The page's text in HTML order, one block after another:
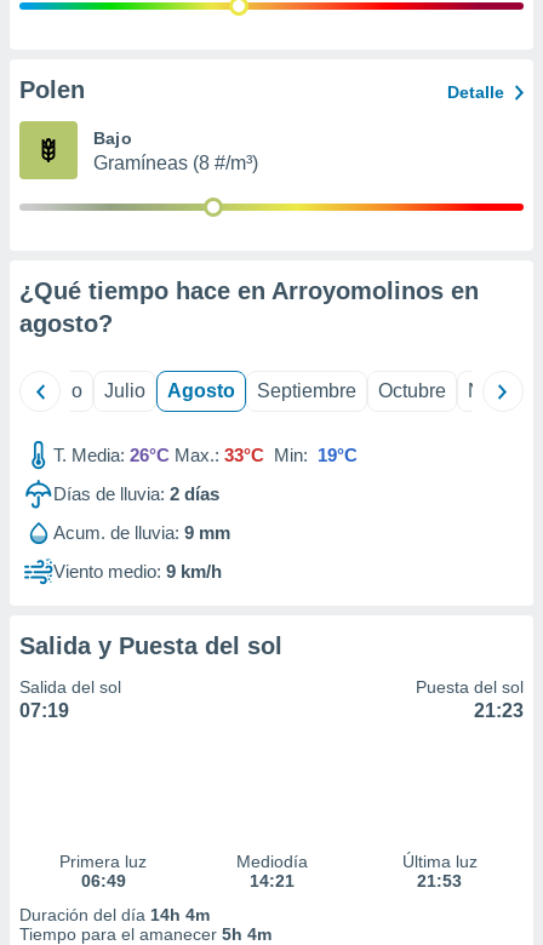
publicidad
de
Polen Detalle
Bajo
Gramíneas (8 #/m³)
¿Qué tiempo hace en Arroyomolinos en
agosto?
Junio Julio Agosto Septiembre Octubre
T. Media: 26°C Max.: 33°C Min: 19°C
Días de lluvia: 2 días
Acum. de lluvia: 9 mm
Viento medio: 9 km/h
Salida y Puesta del sol
Salida del sol
07:19
Puesta del sol
21:23
Primera luz
06:49
Mediodía
14:21
Última luz
21:53
Duración del día 14h 4m
Tiempo para el amanecer 5h 4m